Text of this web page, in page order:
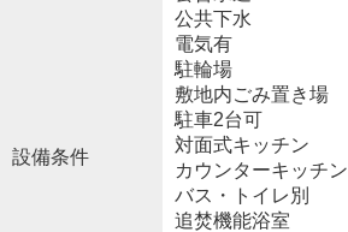
設備条件
公共下水
電気有
駐輪場
敷地内ごみ置き場
駐車2台可
対面式キッチン
カウンターキッチン
バス・トイレ別
追焚機能浴室